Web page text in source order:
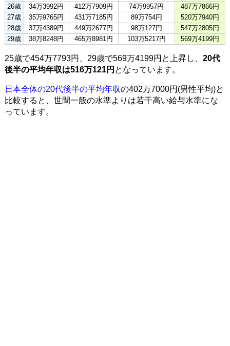
26歳
34万3992円 412万7909円 74万9957円
487万7866円
27歳
35万9765円 431万7185円 89万754円
520万7940円
28歳
37万4389円 449万2677円 98万127円
547万2805円
29歳
38万8248円 465万8981円 103万5217円 569万4199円
25歳で454万7793円、29歳で569万4199円と上昇し、 20代
後半の平均年収は516万121円 となっています。
日本全体の20代後半の平均年収の402万7000円(男性平均)と
比較すると、世間一般の水準よりは若干高い給与水準にな
っています。